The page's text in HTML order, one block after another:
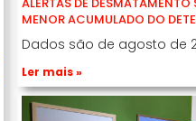
MENOR ACUMULADO DO
Dados são de agosto de
Ler mais »